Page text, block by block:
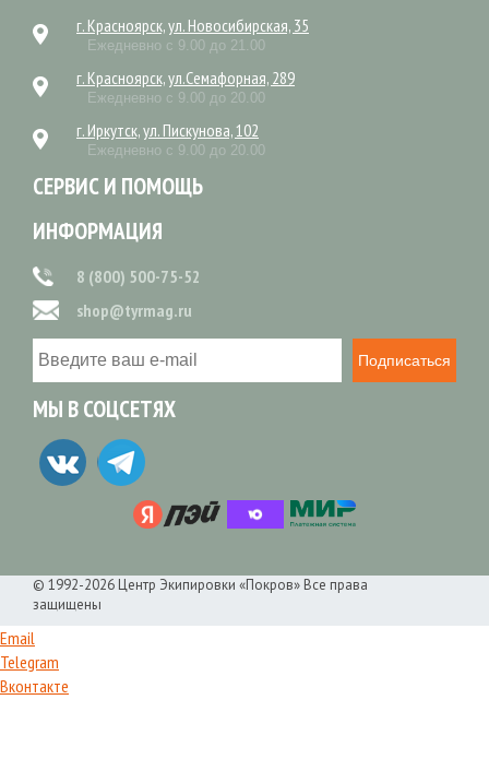
г. Красноярск, ул. Новосибирская, 35
Ежедневно с 9.00 до 21.00
г. Красноярск, ул.Семафорная, 289
Ежедневно с 9.00 до 20.00
г. Иркутск, ул. Пискунова, 102
Ежедневно с 9.00 до 20.00
СЕРВИС И ПОМОЩЬ
ИНФОРМАЦИЯ
8 (800) 500-75-52
shop@tyrmag.ru
Подписаться
МЫ В СОЦСЕТЯХ
© 1992-2026 Центр Экипировки «Покров» Все права
защищены
Email
Telegram
Вконтакте